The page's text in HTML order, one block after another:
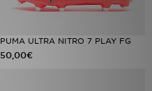
PUMA ULTRA NITRO 7 PLAY FG
50,00€